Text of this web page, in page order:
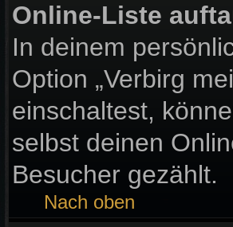
Online-Liste
In deinem
Option „Verbirg
einschaltest,
selbst deinen
Besucher gezählt.
Nach oben